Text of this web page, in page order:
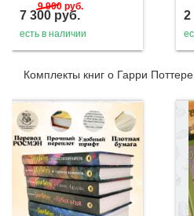
9 900 руб.
7 300 руб.
есть в наличии
2
Комплекты книг о Гарри Поттере